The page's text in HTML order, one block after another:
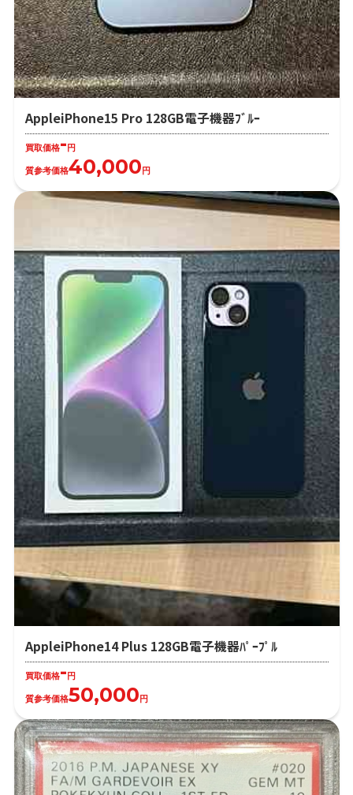
AppleiPhone15 Pro 128GB電子機器ﾌﾞﾙｰ
買取価格- 円
質参考価格40,000 円
AppleiPhone14 Plus 128GB電子機器ﾊﾟｰﾌﾟﾙ
買取価格-円
質参考価格50,000円